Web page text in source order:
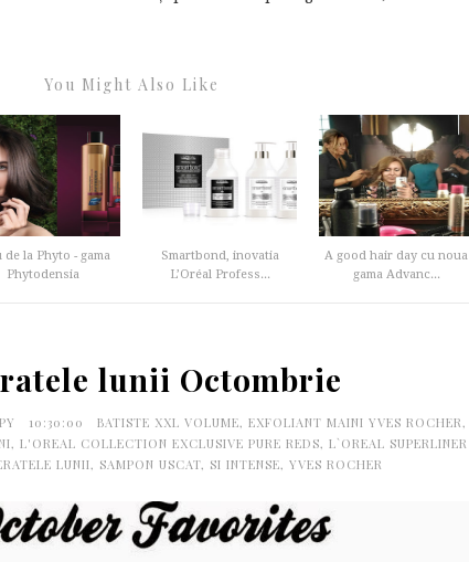
You Might Also Like
de la Phyto - gama
Phytodensia
Smartbond, inovatia
L’Oréal Profess...
A good hair day cu noua
gama Advanc...
lunii Octombrie
10:30:00 BATISTE XXL VOLUME, EXFOLIANT MAINI YVES ROCHER,
, L'OREAL COLLECTION EXCLUSIVE PURE REDS, L`OREAL SUPERLINER
LUNII, SAMPON USCAT, SI INTENSE, YVES ROCHER